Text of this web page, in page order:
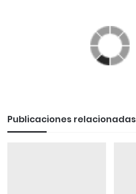
Publicaciones relacionadas